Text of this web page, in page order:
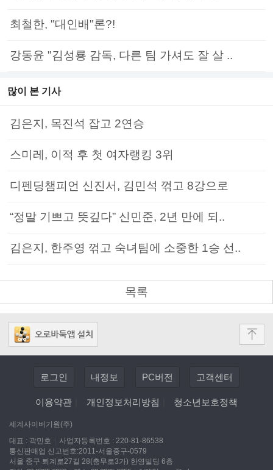
최철한, "대인배"론?!
강동윤 "김성룡 감독, 다른 팀 가셔도 잘 살 ..
많이 본 기사
김은지, 목진석 잡고 2연승
스미레, 이적 후 첫 여자랭킹 3위
디펜딩챔피언 신진서, 김민석 꺾고 8강으로
“정말 기쁘고 뜻깊다” 신민준, 2년 만에 되..
김은지, 한주영 꺾고 숙녀팀에 소중한 1승 선..
목록
로그인 내정보 PC버전 고객센터
이용약관 개인정보처리방침 청소년보호정책
세계사이버기원(주)
대표 : 곽민호
사업자등록번호 : 220-81-86538
통신판매업 신고번호:2011-서울중구-0579
서울 중구 퇴계로27길 28(충무로3가) 한영빌딩 6층